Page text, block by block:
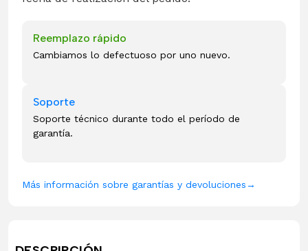
Reemplazo rápido
Cambiamos lo defectuoso por uno nuevo.
Soporte
Soporte técnico durante todo el período de
garantía.
Más información sobre garantías y devoluciones→